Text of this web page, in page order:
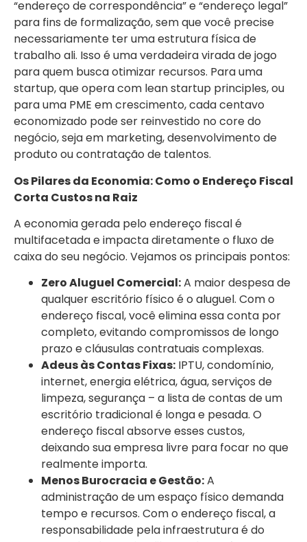
“endereço de correspondência” e “endereço legal”
para fins de formalização, sem que você precise
necessariamente ter uma estrutura física de
trabalho ali. Isso é uma verdadeira virada de jogo
para quem busca otimizar recursos. Para uma
startup, que opera com lean startup principles, ou
para uma PME em crescimento, cada centavo
economizado pode ser reinvestido no core do
negócio, seja em marketing, desenvolvimento de
produto ou contratação de talentos.
Os Pilares da Economia: Como o Endereço Fiscal
Corta Custos na Raiz
A economia gerada pelo endereço fiscal é
multifacetada e impacta diretamente o fluxo de
caixa do seu negócio. Vejamos os principais pontos:
Zero Aluguel Comercial:A maior despesa de
qualquer escritório físico é o aluguel. Com o
endereço fiscal, você elimina essa conta por
completo, evitando compromissos de longo
prazo e cláusulas contratuais complexas.
Adeus às Contas Fixas: IPTU, condomínio,
internet, energia elétrica, água, serviços de
limpeza, segurança – a lista de contas de um
escritório tradicional é longa e pesada. O
endereço fiscal absorve esses custos,
deixando sua empresa livre para focar no que
realmente importa.
Menos Burocracia e Gestão:A
administração de um espaço físico demanda
tempo e recursos. Com o endereço fiscal, a
responsabilidade pela infraestrutura é do